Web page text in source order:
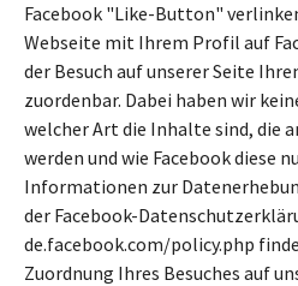
Facebook "Like-Button"
Webseite mit Ihrem Profil auf
der Besuch auf unserer Seite
zuordenbar. Dabei haben wir
welcher Art die Inhalte sind, die
werden und wie Facebook diese
Informationen zur
der Facebook-
de.facebook.com/policy.php
Zuordnung Ihres Besuches auf